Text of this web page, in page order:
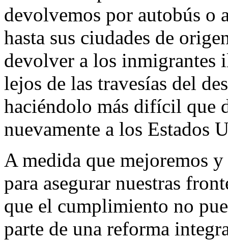
devolvemos por autobús o
hasta sus ciudades de
devolver a los inmigrantes
lejos de las travesías del
haciéndolo más difícil que
nuevamente a los Estados
A medida que mejoremos
para asegurar nuestras
que el cumplimiento no
parte de una reforma